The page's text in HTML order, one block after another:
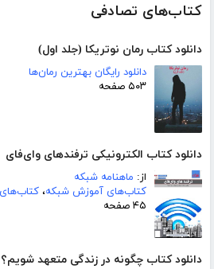
کتاب‌های تصادفی
دانلود کتاب رمان نوتریکا (جلد اول)
دانلود رایگان بهترین رمان‌ها
۵۰۳ صفحه
دانلود کتاب الکترونیکی ترفندهای وای‌فای
از: ماهنامه شبکه
کتاب‌های آموزش شبکه،
۴۵ صفحه
دانلود کتاب چگونه در زندگی متعهد شویم؟